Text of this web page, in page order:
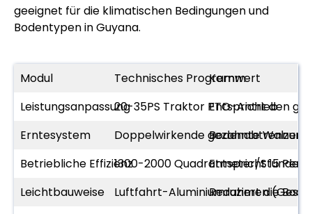
geeignet für die klimatischen Bedingungen und
Bodentypen in Guyana.
Modul Technisches Programm
Kernwert
Leistungsanpassung20-35PS Traktor PTO-Antrieb
Entspricht den
Erntesystem
Doppelwirkende gezahnte Walzen
Betriebliche Effizienz1300-2000 Quadratmeter/Stunde
Entspricht 15
Leichtbauweise
Luftfahrt-Aluminiumrahmen
Reduziert die